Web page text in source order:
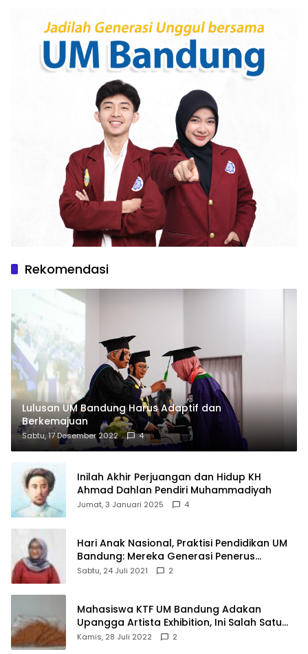
Rekomendasi
Lulusan UM Bandung Harus Adaptif dan
Berkemajuan
Sabtu, 17 Desember 2022 4
Inilah Akhir Perjuangan dan Hidup KH
Ahmad Dahlan Pendiri Muhammadiyah
Jumat, 3 Januari 2025 4
Hari Anak Nasional, Praktisi Pendidikan UM
Bandung: Mereka Generasi Penerus
Bangsa
Sabtu, 24 Juli 2021 2
Mahasiswa KTF UM Bandung Adakan
Upangga Artista Exhibition, Ini Salah Satu
Karyanya
Kamis, 28 Juli 2022 2